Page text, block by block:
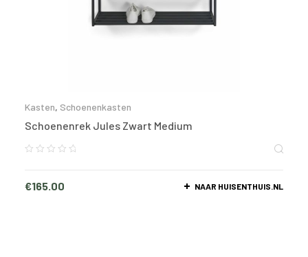
Kasten, Schoenenkasten
Schoenenrek Jules Zwart Medium
€165.00 NAAR HUISENTHUIS.NL